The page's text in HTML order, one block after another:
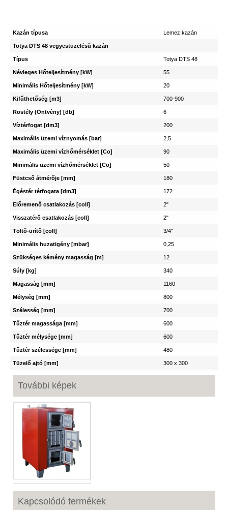
Kazán típusa Lemez kazán
Totya DTS 48 vegyestüzelésű kazán
Típus Totya DTS 48
Névleges Hőteljesítmény [kW] 55
Minimális Hőteljesítmény [kW] 20
Kifűthetőség [m3] 700-900
Rostély (Öntvény) [db] 6
Víztérfogat [dm3] 200
Maximális üzemi víznyomás [bar] 2,5
Maximális üzemi vízhőmérséklet [Co] 90
Minimális üzemi vízhőmérséklet [Co] 50
Füstcső átmérője [mm] 180
Égéstér térfogata [dm3] 172
Előremenő csatlakozás [coll] 2"
Visszatérő csatlakozás [coll] 2"
Töltő-ürítő [coll] 3/4"
Minimális huzatigény [mbar] 0,25
Szükséges kémény magasság [m] 12
Súly [kg] 340
Magasság [mm] 1160
Mélység [mm] 800
Szélesség [mm] 700
Tűztér magassága [mm] 600
Tűztér mélysége [mm] 600
Tűztér szélessége [mm] 480
Tüzelő ajtó [mm] 300 x 300
További képek
Kapcsolódó termékek